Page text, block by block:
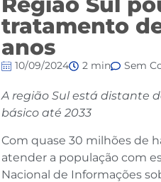
tratamento
anos
10/09/2024 2 min Sem
A região Sul está distante
básico até 2033
Com quase 30 milhões de
atender a população com
Nacional de Informações